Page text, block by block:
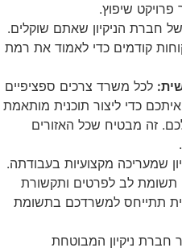
פרויקט שיפוץ.
של חברת הניקיון שאתם שוקלים.
קודמים כדי לאמוד את רמת
לכל משרד צרכים ספציפיים
כדי ליצור תוכנית מותאמת
זה מבטיח שכל האזורים
שמעריכה מקצועיות בעבודתה.
תשומת לב לפרטים ותקשורת
תתייחס למשרדכם בתשומת
חברת ניקיון המבוטחת